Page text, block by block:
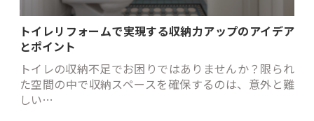
トイレリフォームで実現する収納力アップのアイデア
とポイント
トイレの収納不足でお困りではありませんか？限られ
た空間の中で収納スペースを確保するのは、意外と難
しい…